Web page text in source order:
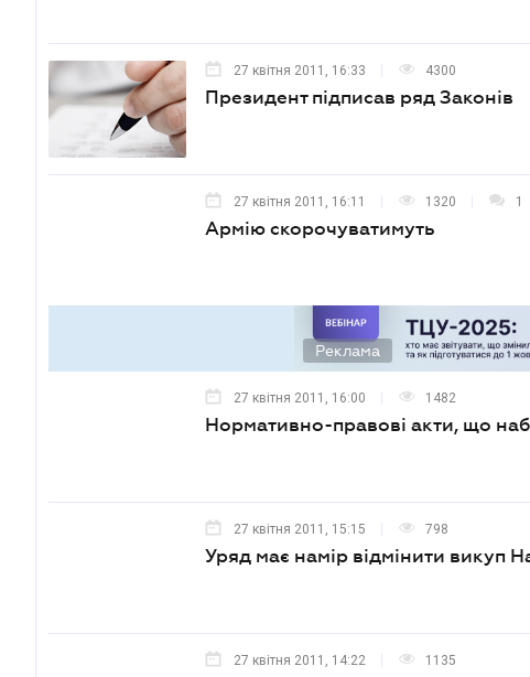
27 квітня 2011, 16:33 4300
Президент підписав ряд Законів
27 квітня 2011, 16:11 1320 1
Армію скорочуватимуть
Реклама
27 квітня 2011, 16:00 1482
Нормативно-правові акти, що
27 квітня 2011, 15:15 798
Уряд має намір відмінити викуп
27 квітня 2011, 14:22 1135